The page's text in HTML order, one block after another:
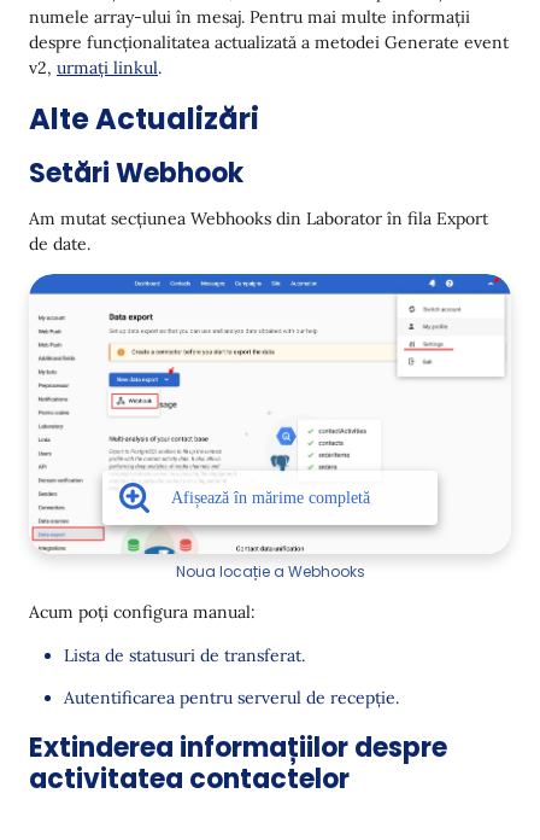
"imageurl": "https://site.com/
                    "brand": "Le Petit Olivier",
                    "tags_weight": "200",
                },
                {
                    "price": "2341",
"imageurl": "https://site.com/
                    "brand": "Acqua Di Parma",
                    "tags_oldprice": "4467"
            ]
        },
        {
            "name": "recommendedItems",
            "value": [
                {
                    "name": "Șampon pentru păr uscat",
                    "price": "441",
"url": "https://site.com/shampoo-dry-
"imageurl": "https://site.com/
                    "brand": "Le Petit Olivier",
                    "tags_weight": "200",
                    "tags_oldprice": "467"
                },
"name": "Cremă de față Magnolia
"url": "https://site.com/catalog/
                    "brand": "Acqua Di Parma",
                    "tags_weight": "100",
                    "tags_oldprice": "4467"
numele array-ului în mesaj. Pentru mai multe informații
despre funcționalitatea actualizată a metodei Generate event
v2, urmați linkul.
Alte Actualizări
Setări Webhook
Am mutat secțiunea Webhooks din Laborator în fila Export
de date.
Noua locație a Webhooks
Acum poți configura manual:
Lista de statusuri de transferat.
Autentificarea pentru serverul de recepție.
Extinderea informațiilor despre
activitatea contactelor